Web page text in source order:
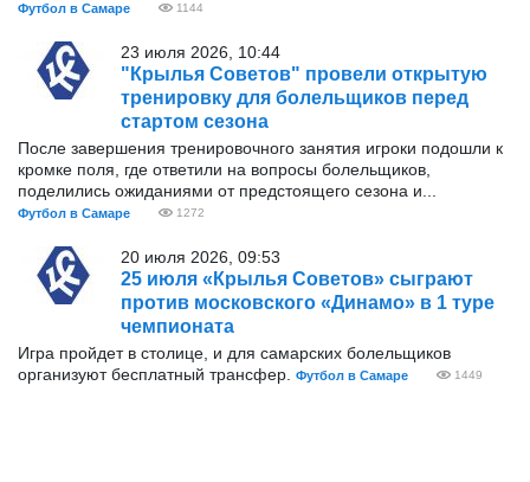
Футбол в Самаре 1144
23 июля 2026, 10:44
"Крылья Советов" провели открытую
тренировку для болельщиков перед
стартом сезона
После завершения тренировочного занятия игроки подошли к
кромке поля, где ответили на вопросы болельщиков,
поделились ожиданиями от предстоящего сезона и...
Футбол в Самаре 1272
20 июля 2026, 09:53
25 июля «Крылья Советов» сыграют
против московского «Динамо» в 1 туре
чемпионата
Игра пройдет в столице, и для самарских болельщиков
организуют бесплатный трансфер.
Футбол в Самаре 1449